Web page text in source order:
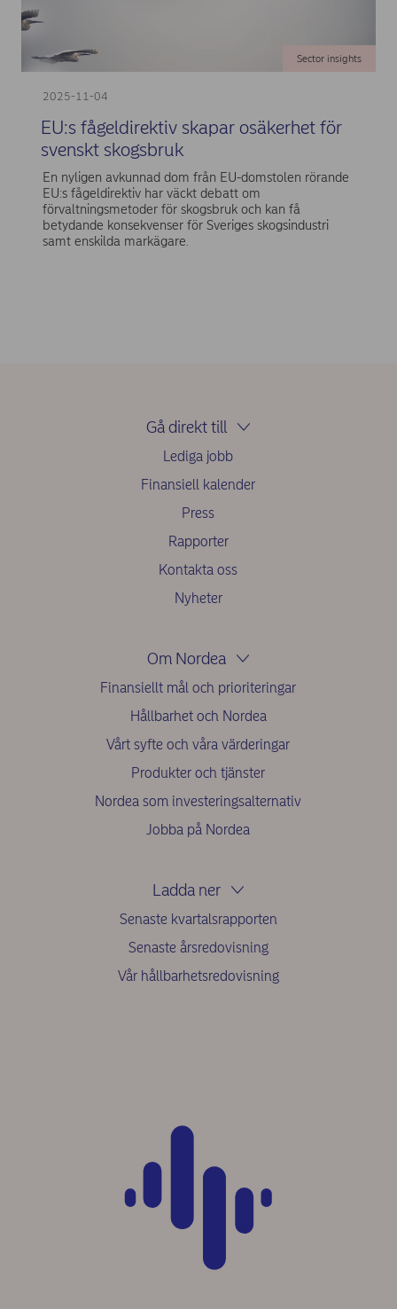
2025-11-04
Sector insights
EU:s fågeldirektiv skapar osäkerhet för
svenskt skogsbruk
En nyligen avkunnad dom från EU-domstolen rörande
EU:s fågeldirektiv har väckt debatt om
förvaltningsmetoder för skogsbruk och kan få
betydande konsekvenser för Sveriges skogsindustri
samt enskilda markägare.
Gå direkt till
Lediga jobb
Finansiell kalender
Press
Rapporter
Kontakta oss
Nyheter
Om Nordea
Finansiellt mål och prioriteringar
Hållbarhet och Nordea
Vårt syfte och våra värderingar
Produkter och tjänster
Nordea som investeringsalternativ
Jobba på Nordea
Ladda ner
Senaste kvartalsrapporten
Senaste årsredovisning
Vår hållbarhetsredovisning